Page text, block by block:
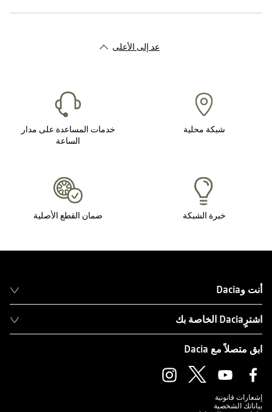
عد إلى الأعلى
شبكة محلية
خدمات المساعدة على مدار
الساعة
خبرة الشبكة ضمان القطع الأصلية
أنت وDacia
اشترٍDacia الخاصة بك
ابق متصلاً مع Dacia
إشعارات قانونية
بياناتك الشخصية